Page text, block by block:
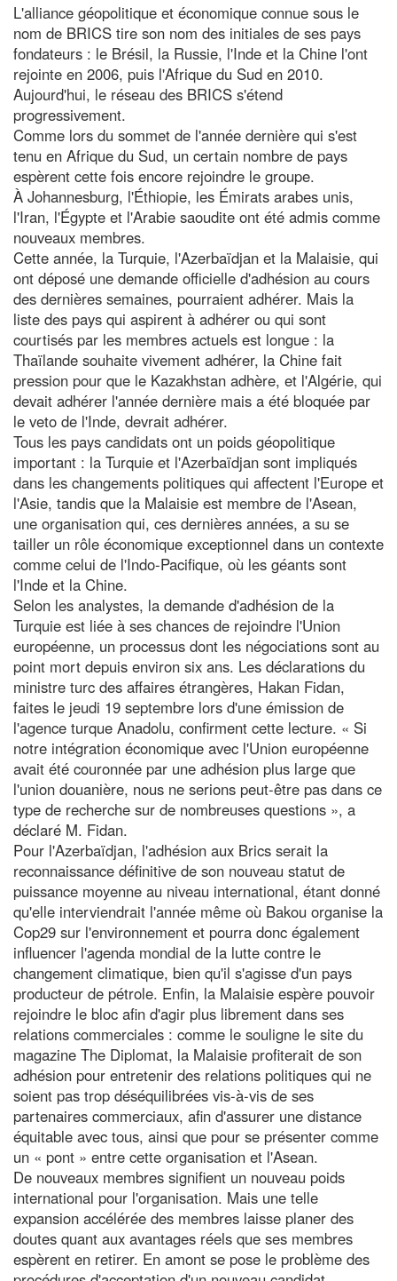
L'alliance géopolitique et économique connue sous le
nom de BRICS tire son nom des initiales de ses pays
fondateurs : le Brésil, la Russie, l'Inde et la Chine l'ont
rejointe en 2006, puis l'Afrique du Sud en 2010.
Aujourd'hui, le réseau des BRICS s'étend
progressivement.
Comme lors du sommet de l'année dernière qui s'est
tenu en Afrique du Sud, un certain nombre de pays
espèrent cette fois encore rejoindre le groupe.
À Johannesburg, l'Éthiopie, les Émirats arabes unis,
l'Iran, l'Égypte et l'Arabie saoudite ont été admis comme
nouveaux membres.
Cette année, la Turquie, l'Azerbaïdjan et la Malaisie, qui
ont déposé une demande officielle d'adhésion au cours
des dernières semaines, pourraient adhérer. Mais la
liste des pays qui aspirent à adhérer ou qui sont
courtisés par les membres actuels est longue : la
Thaïlande souhaite vivement adhérer, la Chine fait
pression pour que le Kazakhstan adhère, et l'Algérie, qui
devait adhérer l'année dernière mais a été bloquée par
le veto de l'Inde, devrait adhérer.
Tous les pays candidats ont un poids géopolitique
important : la Turquie et l'Azerbaïdjan sont impliqués
dans les changements politiques qui affectent l'Europe et
l'Asie, tandis que la Malaisie est membre de l'Asean,
une organisation qui, ces dernières années, a su se
tailler un rôle économique exceptionnel dans un contexte
comme celui de l'Indo-Pacifique, où les géants sont
l'Inde et la Chine.
Selon les analystes, la demande d'adhésion de la
Turquie est liée à ses chances de rejoindre l'Union
européenne, un processus dont les négociations sont au
point mort depuis environ six ans. Les déclarations du
ministre turc des affaires étrangères, Hakan Fidan,
faites le jeudi 19 septembre lors d'une émission de
l'agence turque Anadolu, confirment cette lecture. « Si
notre intégration économique avec l'Union européenne
avait été couronnée par une adhésion plus large que
l'union douanière, nous ne serions peut-être pas dans ce
type de recherche sur de nombreuses questions », a
déclaré M. Fidan.
Pour l'Azerbaïdjan, l'adhésion aux Brics serait la
reconnaissance définitive de son nouveau statut de
puissance moyenne au niveau international, étant donné
qu'elle interviendrait l'année même où Bakou organise la
Cop29 sur l'environnement et pourra donc également
influencer l'agenda mondial de la lutte contre le
changement climatique, bien qu'il s'agisse d'un pays
producteur de pétrole. Enfin, la Malaisie espère pouvoir
rejoindre le bloc afin d'agir plus librement dans ses
relations commerciales : comme le souligne le site du
magazine The Diplomat, la Malaisie profiterait de son
adhésion pour entretenir des relations politiques qui ne
soient pas trop déséquilibrées vis-à-vis de ses
partenaires commerciaux, afin d'assurer une distance
équitable avec tous, ainsi que pour se présenter comme
un « pont » entre cette organisation et l'Asean.
De nouveaux membres signifient un nouveau poids
international pour l'organisation. Mais une telle
expansion accélérée des membres laisse planer des
doutes quant aux avantages réels que ses membres
espèrent en retirer. En amont se pose le problème des